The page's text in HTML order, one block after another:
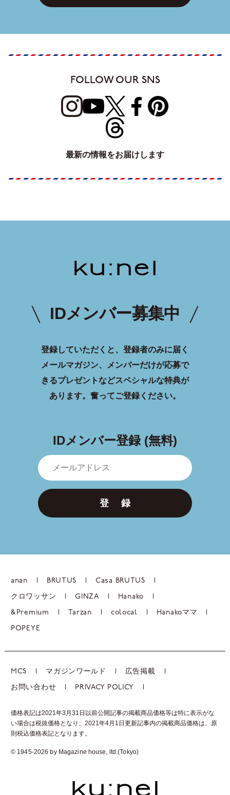
FOLLOW OUR SNS
最新の情報をお届けします
IDメンバー募集中
登録していただくと、登録者のみに届く
メールマガジン、メンバーだけが応募で
きるプレゼントなどスペシャルな特典が
あります。 奮ってご登録ください。
IDメンバー登録 (無料)
登 録
anan BRUTUS Casa BRUTUS
クロワッサン GINZA Hanako
&Premium Tarzan colocal Hanakoママ
POPEYE
MCS マガジンワールド 広告掲載
お問い合わせ PRIVACY POLICY
価格表記は2021年3月31日以前公開記事の掲載商品価格等は特に表示がな
い場合は税抜価格となり、2021年4月1日更新記事内の掲載商品価格は、 原
則税込価格表記となります。
© 1945-2026 by Magazine house, ltd.(Tokyo)